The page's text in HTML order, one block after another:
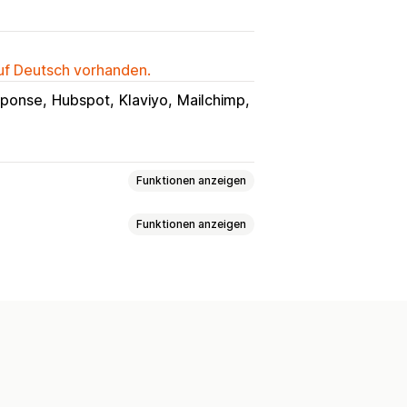
Deutsch vorhanden.
Hubspot Klaviyo Mailchimp
Funktionen anzeigen
Funktionen anzeigen